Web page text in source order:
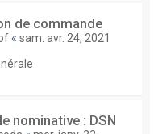
de commande
« sam. avr. 24, 2021
nominative : DSN